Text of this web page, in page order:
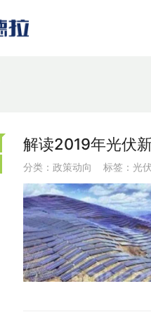
解读2019年光伏
分类： 政策动向 标签： 光伏